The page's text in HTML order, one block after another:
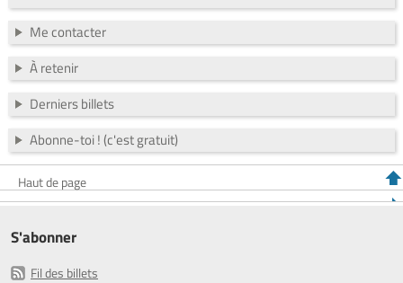
Me contacter
À retenir
Derniers billets
Abonne-toi ! (c'est gratuit)
Haut de page
S'abonner
Fil des billets